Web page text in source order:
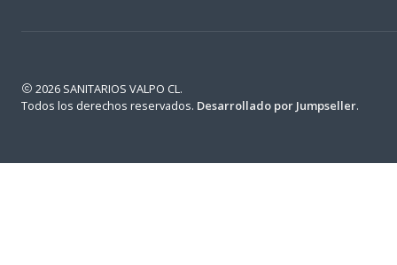
2026 SANITARIOS VALPO CL.
Todos los derechos reservados. Desarrollado por Jumpseller.